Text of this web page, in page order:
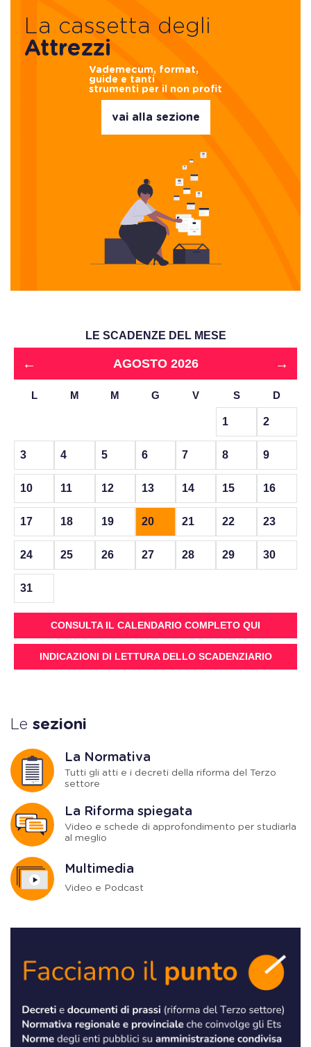
La cassetta degli
Attrezzi
Vademecum, format,
guide e tanti
strumenti per il non profit
vai alla sezione
LE SCADENZE DEL MESE
← AGOSTO 2026 →
L M M G V S D
1 2
3 4 5 6 7 8 9
10 11 12 13 14 15 16
17 18 19 20 21 22 23
24 25 26 27 28 29 30
31
CONSULTA IL CALENDARIO COMPLETO QUI
INDICAZIONI DI LETTURA DELLO SCADENZIARIO
Le sezioni
La Normativa
Tutti gli atti e i decreti della riforma del Terzo
settore
La Riforma spiegata
Video e schede di approfondimento per studiarla
al meglio
Multimedia
Video e Podcast